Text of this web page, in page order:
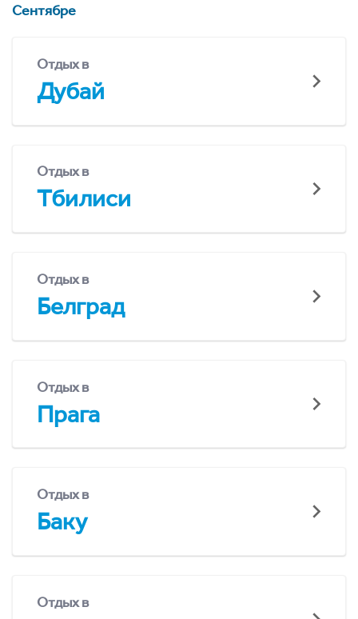
Сентябре
Отдых в
Дубай
Отдых в
Тбилиси
Отдых в
Белград
Отдых в
Прага
Отдых в
Баку
Отдых в